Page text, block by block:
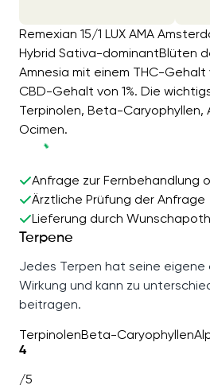
Remexian 15/1 LUX AMA
Hybrid Sativa-dominantBlüten
Amnesia mit einem THC-Gehalt
CBD-Gehalt von 1%. Die
Terpinolen, Beta-Caryophyllen,
Ocimen.
Anfrage zur Fernbehandlung
Ärztliche Prüfung der Anfrage
Lieferung durch
Terpene
Jedes Terpen hat seine
Wirkung und kann zu
beitragen.
TerpinolenBeta-Caryophyllen
4
/5